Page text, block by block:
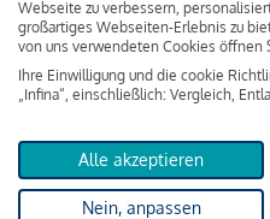
Webseite zu verbessern,
großartiges Webseiten-Erlebnis zu
von uns verwendeten Cookies öffnen
Ihre Einwilligung und die cookie
„Infina“, einschließlich: Vergleich,
Alle akzeptieren
Nein, anpassen